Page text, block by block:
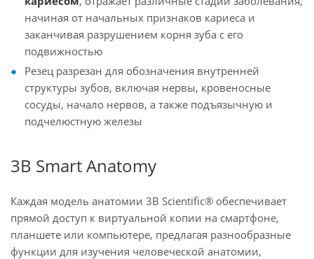
начиная от начальных признаков кариеса и
заканчивая разрушением корня зуба с его
подвижностью
Резец разрезан для обозначения внутренней
структуры зубов, включая нервы, кровеносные
сосуды, начало нервов, а также подъязычную и
подчелюстную железы
3B Smart Anatomy
Каждая модель анатомии 3B Scientific® обеспечивает
прямой доступ к виртуальной копии на смартфоне,
планшете или компьютере, предлагая разнообразные
функции для изучения человеческой анатомии,